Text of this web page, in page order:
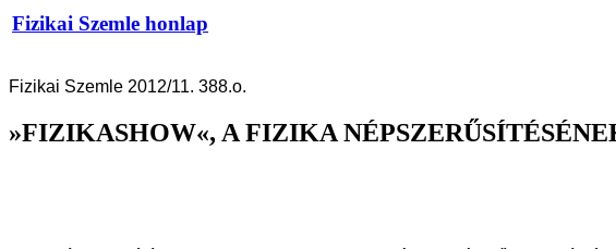
Fizikai Szemle honlap
Fizikai Szemle 2012/11. 388.o.
»FIZIKASHOW«, A FIZIKA